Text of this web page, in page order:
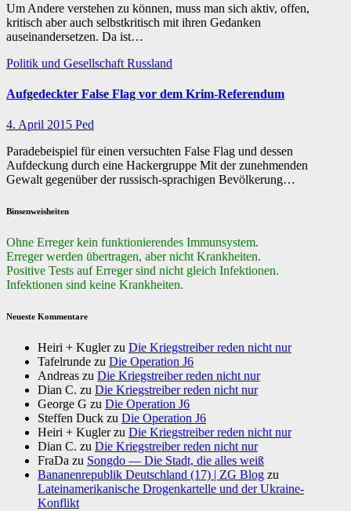
Um Andere verstehen zu können, muss man sich aktiv, offen,
kritisch aber auch selbstkritisch mit ihren Gedanken
auseinandersetzen. Da ist…
Politik und Gesellschaft Russland
Aufgedeckter False Flag vor dem Krim-Referendum
4. April 2015 Ped
Paradebeispiel für einen versuchten False Flag und dessen
Aufdeckung durch eine Hackergruppe Mit der zunehmenden
Gewalt gegenüber der russisch-sprachigen Bevölkerung…
Binsenweisheiten
Ohne Erreger kein funktionierendes Immunsystem.
Erreger werden übertragen, aber nicht Krankheiten.
Positive Tests auf Erreger sind nicht gleich Infektionen.
Infektionen sind keine Krankheiten.
Neueste Kommentare
Heiri + Kuglerzu Die Kriegstreiber reden nicht nur
Tafelrunde zu Die Operation J6
Andreas zu Die Kriegstreiber reden nicht nur
Dian C. zu Die Kriegstreiber reden nicht nur
George G zu Die Operation J6
Steffen Duck zu Die Operation J6
Heiri + Kuglerzu Die Kriegstreiber reden nicht nur
Dian C. zu Die Kriegstreiber reden nicht nur
FraDa zu Songdo — Die Stadt, die alles weiß
Bananenrepublik Deutschland (17) | ZG Blog zu
Lateinamerikanische Drogenkartelle und der Ukraine-
Konflikt